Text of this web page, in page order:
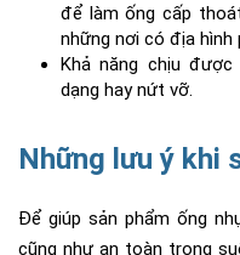
để làm ống cấp
những nơi có địa hình
Khả năng chịu
dạng hay nứt vỡ.
Những lưu ý khi
Để giúp sản phẩm ống
cũng như an toàn trong